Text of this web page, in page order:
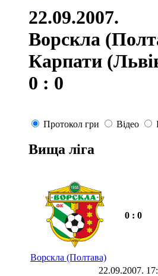
22.09.2007.
Ворскла
Карпати
0 : 0
Протокол гри Відео
Вища ліга
0 : 0
Ворскла (Полтава)
22.09.2007.